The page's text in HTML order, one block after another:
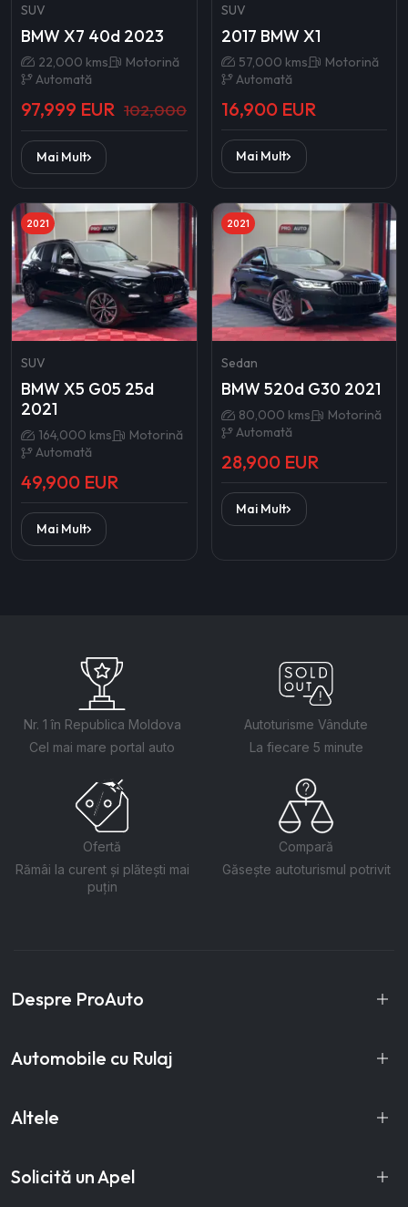
SUV
BMW X7 40d 2023
22,000 kms
Motorină
Automată
97,999 EUR 102,000
Mai Mult
SUV
2017 BMW X1
57,000 kms
Motorină
Automată
16,900 EUR
Mai Mult
2021
SUV
BMW X5 G05 25d
2021
164,000 kms
Motorină
Automată
49,900 EUR
Mai Mult
2021
Sedan
BMW 520d G30 2021
80,000 kms
Motorină
Automată
28,900 EUR
Mai Mult
Nr. 1 în Republica Moldova
Cel mai mare portal auto
Autoturisme Vândute
La fiecare 5 minute
Ofertă
Rămâi la curent și plătești mai
puțin
Compară
Găsește autoturismul potrivit
Despre ProAuto
Automobile cu Rulaj
Altele
Solicită un Apel